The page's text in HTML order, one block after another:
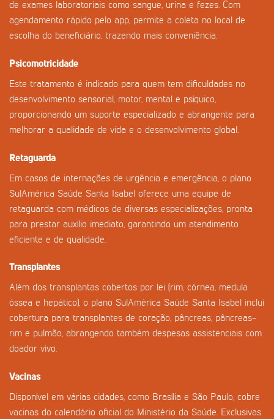
de exames laboratoriais como sangue, urina e fezes. Com
agendamento rápido pelo app, permite a coleta no local de
escolha do beneficiário, trazendo mais conveniência.
Psicomotricidade
Este tratamento é indicado para quem tem dificuldades no
desenvolvimento sensorial, motor, mental e psíquico,
proporcionando um suporte especializado e abrangente para
melhorar a qualidade de vida e o desenvolvimento global.
Retaguarda
Em casos de internações de urgência e emergência, o plano
SulAmérica Saúde Santa Isabel oferece uma equipe de
retaguarda com médicos de diversas especializações, pronta
para prestar auxílio imediato, garantindo um atendimento
eficiente e de qualidade.
Transplantes
Além dos transplantas cobertos por lei (rim, córnea, medula
óssea e hepático), o plano SulAmérica Saúde Santa Isabel inclui
cobertura para transplantes de coração, pâncreas, pâncreas-
rim e pulmão, abrangendo também despesas assistenciais com
doador vivo.
Vacinas
Disponível em várias cidades, como Brasília e São Paulo, cobre
vacinas do calendário oficial do Ministério da Saúde. Exclusivas